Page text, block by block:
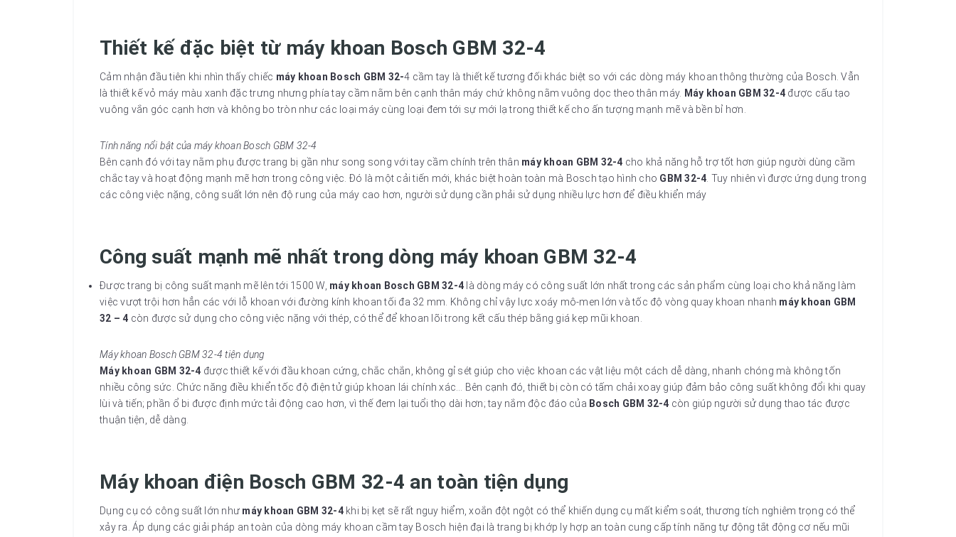
Thiết kế đặc biệt từ máy khoan Bosch GBM 32-4
Cảm nhận đầu tiên khi nhìn thấy chiếc máy khoan Bosch GBM 32-4 cầm tay là thiết kế tương đối khác biệt so với các dòng máy khoan thông thường của Bosch. Vẫn
là thiết kế vỏ máy màu xanh đặc trưng nhưng phía tay cầm nằm bên cạnh thân máy chứ không nằm vuông dọc theo thân máy. Máy khoan GBM 32-4 được cấu tạo
vuông vắn góc cạnh hơn và không bo tròn như các loại máy cùng loại đem tới sự mới lạ trong thiết kế cho ấn tượng mạnh mẽ và bền bỉ hơn.
Tính năng nổi bật của máy khoan Bosch GBM 32-4
Bên cạnh đó với tay nằm phụ được trang bị gần như song song với tay cầm chính trên thân máy khoan GBM 32-4 cho khả năng hỗ trợ tốt hơn giúp người dùng cầm
chắc tay và hoạt động mạnh mẽ hơn trong công việc. Đó là một cải tiến mới, khác biệt hoàn toàn mà Bosch tạo hình cho GBM 32-4. Tuy nhiên vì được ứng dụng trong
các công việc nặng, công suất lớn nên độ rung của máy cao hơn, người sử dụng cần phải sử dụng nhiều lực hơn để điều khiển máy
Công suất mạnh mẽ nhất trong dòng máy khoan GBM 32-4
Được trang bị công suất mạnh mẽ lên tới 1500 W, máy khoan Bosch GBM 32-4 là dòng máy có công suất lớn nhất trong các sản phẩm cùng loại cho khả năng làm
việc vượt trội hơn hẳn các với lỗ khoan với đường kính khoan tối đa 32 mm. Không chỉ vậy lực xoáy mô-men lớn và tốc độ vòng quay khoan nhanh máy khoan GBM
32 – 4 còn được sử dụng cho công việc nặng với thép, có thể để khoan lõi trong kết cấu thép bằng giá kẹp mũi khoan.
Máy khoan Bosch GBM 32-4 tiện dụng
Máy khoan GBM 32-4 được thiết kế với đầu khoan cứng, chắc chắn, không gỉ sét giúp cho việc khoan các vật liệu một cách dễ dàng, nhanh chóng mà không tốn
nhiều công sức. Chức năng điều khiển tốc độ điện tử giúp khoan lái chính xác… Bên cạnh đó, thiết bị còn có tấm chải xoay giúp đảm bảo công suất không đổi khi quay
lùi và tiến; phần ổ bi được định mức tải động cao hơn, vì thế đem lại tuổi thọ dài hơn; tay nắm độc đáo của Bosch GBM 32-4 còn giúp người sử dụng thao tác được
thuận tiện, dễ dàng.
Máy khoan điện Bosch GBM 32-4 an toàn tiện dụng
Dụng cụ có công suất lớn như máy khoan GBM 32-4khi bị kẹt sẽ rất nguy hiểm, xoắn đột ngột có thể khiến dụng cụ mất kiểm soát, thương tích nghiêm trọng có thể
xảy ra. Áp dụng các giải pháp an toàn của dòng máy khoan cầm tay Bosch hiện đại là trang bị khớp ly hợp an toàn cung cấp tính năng tự động tắt động cơ nếu mũi